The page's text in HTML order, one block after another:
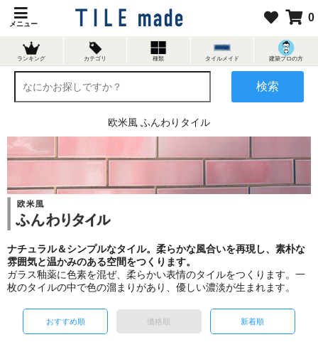
0
メニュー
ランキング カテゴリ 種類 タイルメイド 建築プロの方
検索
欧米風 ふんわりタイル
ナチュラル＆シンプルなタイル。柔らかな風合いを再現し、素朴な
雰囲気と温かみのある空間をつくります。
ガラス釉薬に色素を混ぜ、柔らかい表情のタイルをつくります。一
枚のタイルの中で色の溜まりがあり、優しい濃淡が生まれます。
おすすめ順 価格順 新着順